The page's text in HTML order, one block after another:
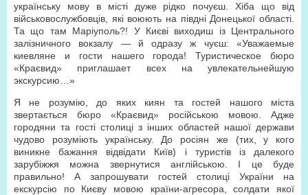
українську мову в місті дуже рідко почуєш. Хіба що від
військовослужбовців, які воюють на півдні Донецької області.
Та що там Маріуполь?! У Києві виходиш із Центрального
залізничного вокзалу — й одразу ж чуєш: «Уважаемые
киевляне и гости нашего города! Туристическое бюро
«Краєвид» приглашает всех на увлекательнейшую
экскурсию…»
Я не розумію, до яких киян та гостей нашого міста
звертається бюро «Краєвид» російською мовою. Адже
городяни та гості столиці з інших областей нашої держави
чудово розуміють українську. До росіян же (тих, у кого
виникне бажання відвідати Київ) і туристів із далекого
зарубіжжя можна звернутися англійською. І це буде
правильно! А запрошувати гостей столиці України на
екскурсію по Києву мовою країни-агресора, солдати якої